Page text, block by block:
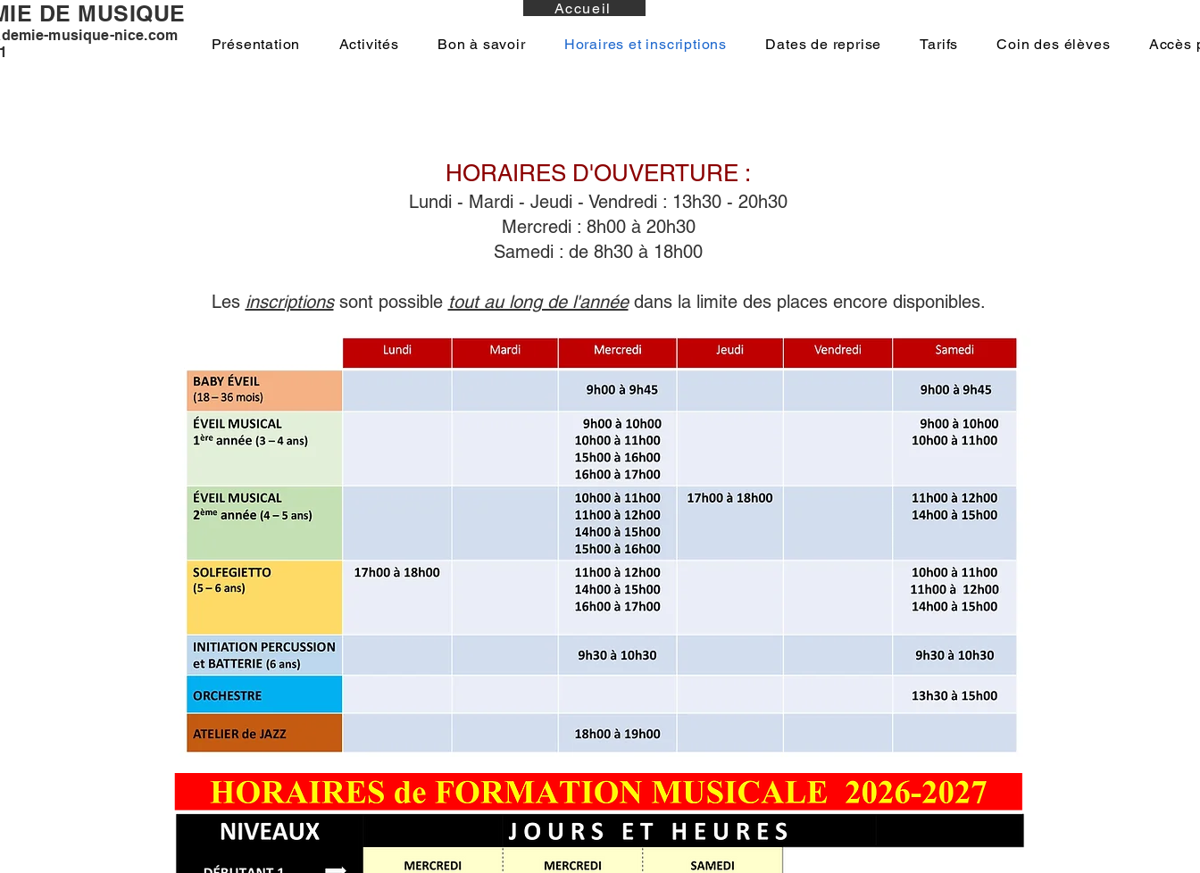
Accueil
Présentation Activités Bon à savoir Horaires et inscriptions Dates de reprise Tarifs Coin des élèves Accès
DE MUSIQUE
musique-nice.com
HORAIRES D'OUVERTURE :
Lundi - Mardi - Jeudi - Vendredi : 13h30 - 20h30
Mercredi : 8h00 à 20h30
Samedi : de 8h30 à 18h00
Les inscriptionssont possible tout au long de l'annéedans la limite des places encore disponibles.